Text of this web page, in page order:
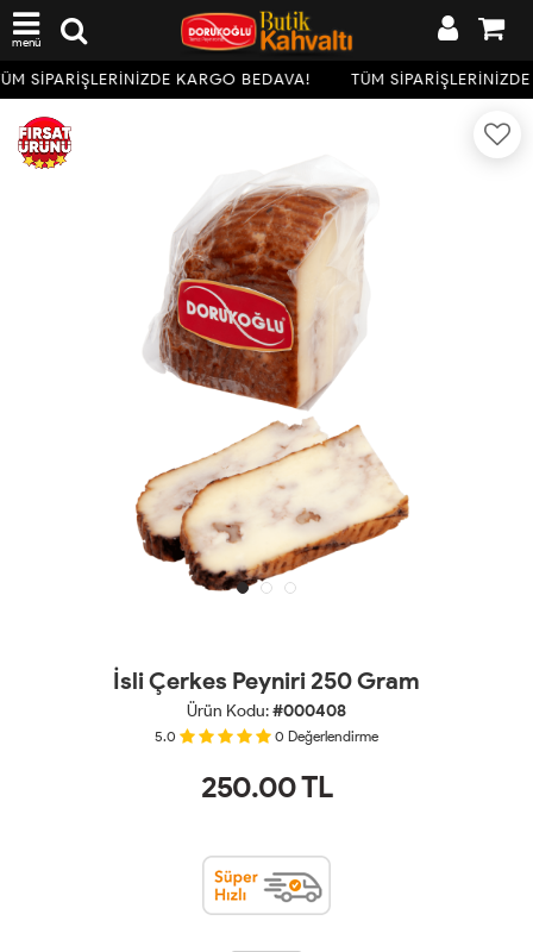
menü
SİPARİŞLERİNİZDE KARGO BEDAVA! TÜM
İsli Çerkes Peyniri 250 Gram
Ürün Kodu:#000408
5.0 0 Değerlendirme
250.00TL